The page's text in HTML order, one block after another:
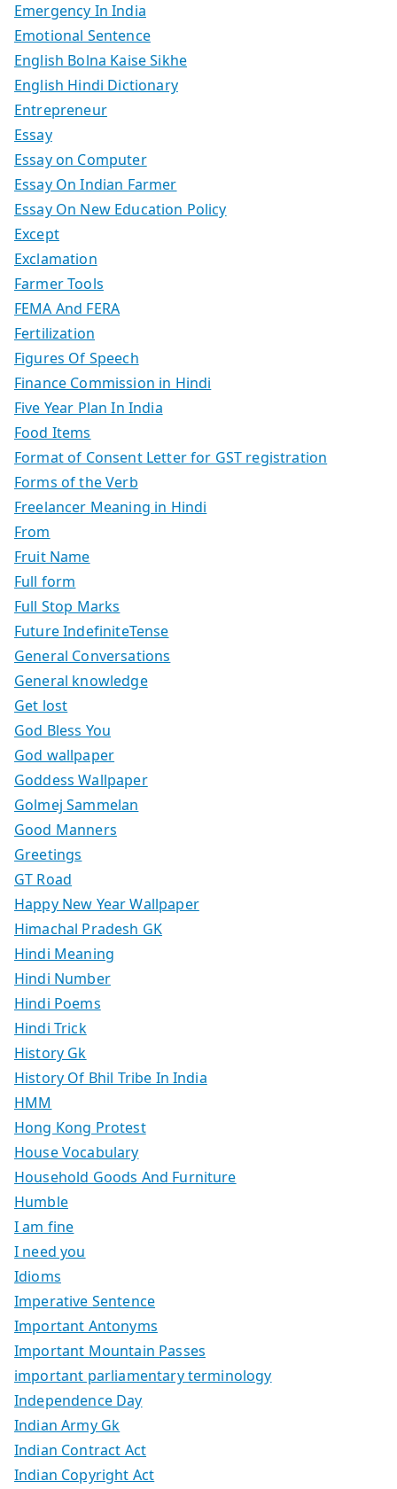
Emergency In India
Emotional Sentence
English Bolna Kaise Sikhe
English Hindi Dictionary
Entrepreneur
Essay
Essay on Computer
Essay On Indian Farmer
Essay On New Education Policy
Except
Exclamation
Farmer Tools
FEMA And FERA
Fertilization
Figures Of Speech
Finance Commission in Hindi
Five Year Plan In India
Food Items
Format of Consent Letter for GST registration
Forms of the Verb
Freelancer Meaning in Hindi
From
Fruit Name
Full form
Full Stop Marks
Future IndefiniteTense
General Conversations
General knowledge
Get lost
God Bless You
God wallpaper
Goddess Wallpaper
Golmej Sammelan
Good Manners
Greetings
GT Road
Happy New Year Wallpaper
Himachal Pradesh GK
Hindi Meaning
Hindi Number
Hindi Poems
Hindi Trick
History Gk
History Of Bhil Tribe In India
HMM
Hong Kong Protest
House Vocabulary
Household Goods And Furniture
Humble
I am fine
I need you
Idioms
Imperative Sentence
Important Antonyms
Important Mountain Passes
important parliamentary terminology
Independence Day
Indian Army Gk
Indian Contract Act
Indian Copyright Act